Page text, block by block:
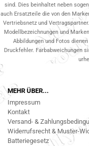
sind. Dies beinhaltet neben
auch Ersatzteile die von den
Vertriebsnetz und
Modellbezeichnungen und
Abbildungen und Fotos
Druckfehler. Farbabweichungen
MEHR ÜBER...
Impressum
Kontakt
Versand- &
Widerrufsrecht & Muster-
Batteriegesetz